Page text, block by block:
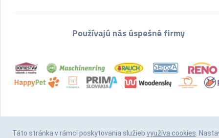
Používajú nás úspešné firmy
Táto stránka v rámci poskytovania služieb využíva cookies.